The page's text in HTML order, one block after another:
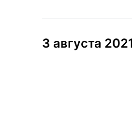
3 августа